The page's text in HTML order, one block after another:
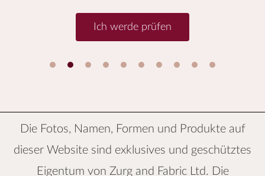
Ich werde prüfen
Die Fotos, Namen, Formen und Produkte auf
dieser Website sind exklusives und geschütztes
Eigentum von Zurg and Fabric Ltd. Die